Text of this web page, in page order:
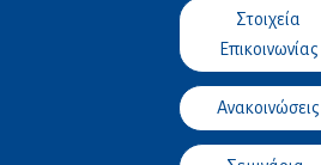
Στοιχεία
Επικοινωνίας
Ανακοινώσεις